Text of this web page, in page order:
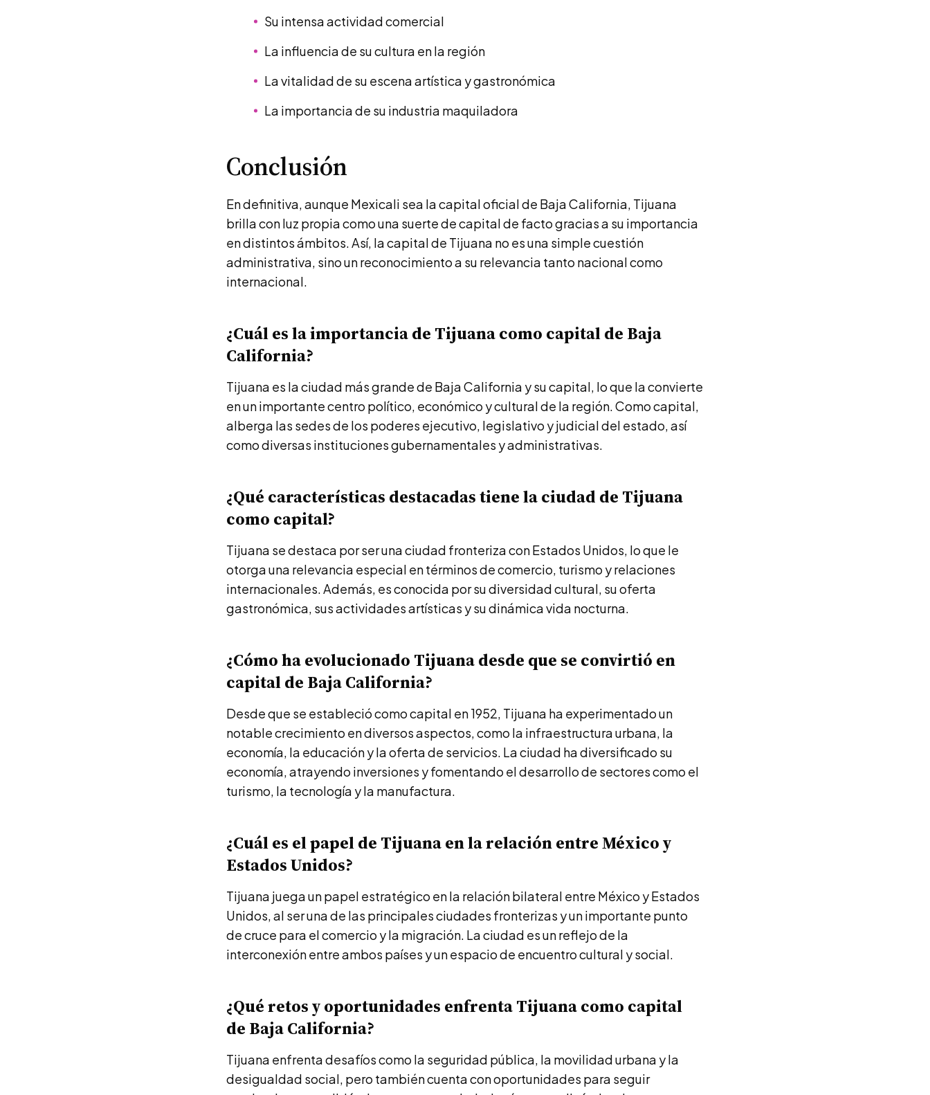
Su intensa actividad comercial
La influencia de su cultura en la región
La vitalidad de su escena artística y gastronómica
La importancia de su industria maquiladora
Conclusión
En definitiva, aunque Mexicali sea la capital oficial de Baja California, Tijuana
brilla con luz propia como una suerte de capital de facto gracias a su importancia
en distintos ámbitos. Así, la capital de Tijuana no es una simple cuestión
administrativa, sino un reconocimiento a su relevancia tanto nacional como
internacional.
¿Cuál es la importancia de Tijuana como capital de Baja
California?
Tijuana es la ciudad más grande de Baja California y su capital, lo que la convierte
en un importante centro político, económico y cultural de la región. Como capital,
alberga las sedes de los poderes ejecutivo, legislativo y judicial del estado, así
como diversas instituciones gubernamentales y administrativas.
¿Qué características destacadas tiene la ciudad de Tijuana
como capital?
Tijuana se destaca por ser una ciudad fronteriza con Estados Unidos, lo que le
otorga una relevancia especial en términos de comercio, turismo y relaciones
internacionales. Además, es conocida por su diversidad cultural, su oferta
gastronómica, sus actividades artísticas y su dinámica vida nocturna.
¿Cómo ha evolucionado Tijuana desde que se convirtió en
capital de Baja California?
Desde que se estableció como capital en 1952, Tijuana ha experimentado un
notable crecimiento en diversos aspectos, como la infraestructura urbana, la
economía, la educación y la oferta de servicios. La ciudad ha diversificado su
economía, atrayendo inversiones y fomentando el desarrollo de sectores como el
turismo, la tecnología y la manufactura.
¿Cuál es el papel de Tijuana en la relación entre México y
Estados Unidos?
Tijuana juega un papel estratégico en la relación bilateral entre México y Estados
Unidos, al ser una de las principales ciudades fronterizas y un importante punto
de cruce para el comercio y la migración. La ciudad es un reflejo de la
interconexión entre ambos países y un espacio de encuentro cultural y social.
¿Qué retos y oportunidades enfrenta Tijuana como capital
de Baja California?
Tijuana enfrenta desafíos como la seguridad pública, la movilidad urbana y la
desigualdad social, pero también cuenta con oportunidades para seguir